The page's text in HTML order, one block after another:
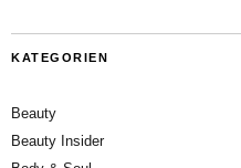
KATEGORIEN
Beauty
Beauty Insider